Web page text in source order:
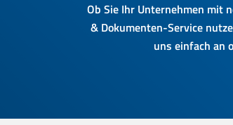
Ob Sie Ihr Unternehmen mit
& Dokumenten-Service
uns einfach an